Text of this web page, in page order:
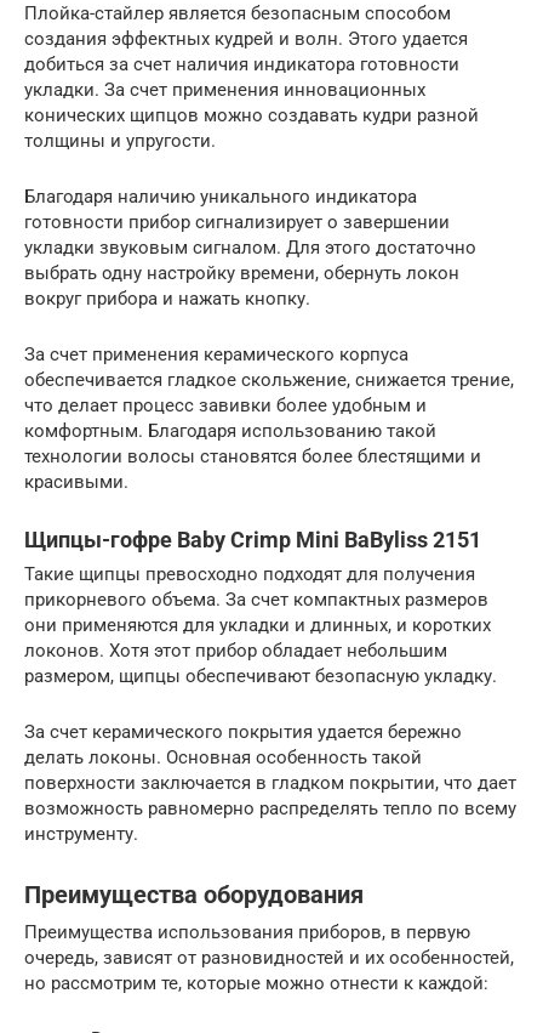
Плойка-стайлер является безопасным способом
создания эффектных кудрей и волн. Этого удается
добиться за счет наличия индикатора готовности
укладки. За счет применения инновационных
конических щипцов можно создавать кудри разной
толщины и упругости.
Благодаря наличию уникального индикатора
готовности прибор сигнализирует о завершении
укладки звуковым сигналом. Для этого достаточно
выбрать одну настройку времени, обернуть локон
вокруг прибора и нажать кнопку.
За счет применения керамического корпуса
обеспечивается гладкое скольжение, снижается трение,
что делает процесс завивки более удобным и
комфортным. Благодаря использованию такой
технологии волосы становятся более блестящими и
красивыми.
Щипцы-гофре Baby Crimp Mini BaByliss 2151
Такие щипцы превосходно подходят для получения
прикорневого объема. За счет компактных размеров
они применяются для укладки и длинных, и коротких
локонов. Хотя этот прибор обладает небольшим
размером, щипцы обеспечивают безопасную укладку.
За счет керамического покрытия удается бережно
делать локоны. Основная особенность такой
поверхности заключается в гладком покрытии, что дает
возможность равномерно распределять тепло по всему
инструменту.
Преимущества оборудования
Преимущества использования приборов, в первую
очередь, зависят от разновидностей и их особенностей,
но рассмотрим те, которые можно отнести к каждой: